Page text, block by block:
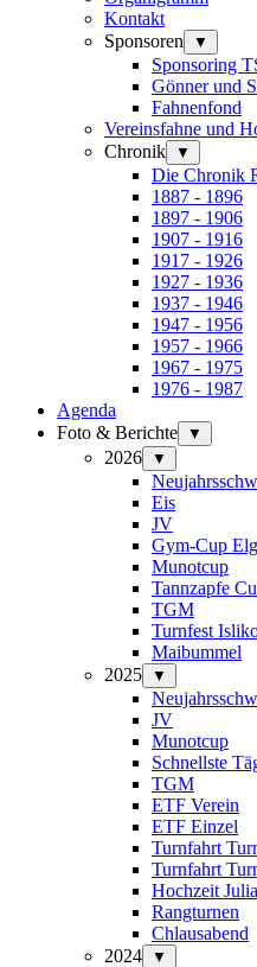
Kontakt
Sponsoren
▼
Sponsoring
Gönner und
Fahnenfond
Vereinsfahne und
Chronik
▼
Die Chronik
1887 - 1896
1897 - 1906
1907 - 1916
1917 - 1926
1927 - 1936
1937 - 1946
1947 - 1956
1957 - 1966
1967 - 1975
1976 - 1987
Agenda
Foto & Berichte
▼
2026 ▼
Eis
JV
Gym-Cup
Munotcup
Tannzapfe
TGM
Turnfest
Maibummel
2025
▼
JV
Munotcup
Schnellste
TGM
ETF Verein
ETF Einzel
Turnfahrt
Turnfahrt
Hochzeit
Rangturnen
Chlausabend
2024
▼